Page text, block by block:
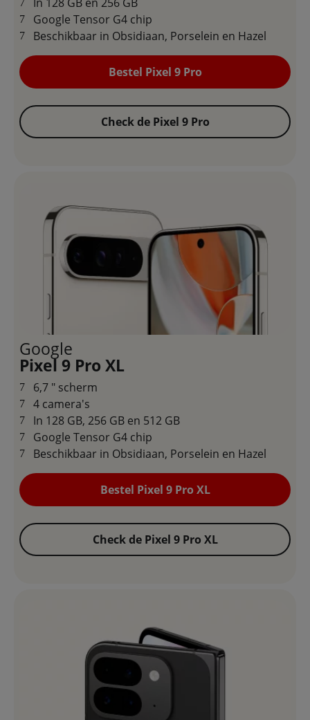
Google Tensor G4 chip
Beschikbaar in Obsidiaan, Porselein en Hazel
Bestel Pixel 9 Pro
Check de Pixel 9 Pro
Google
Pixel 9 Pro XL
6,7 " scherm
4 camera's
In 128 GB, 256 GB en 512 GB
Google Tensor G4 chip
Beschikbaar in Obsidiaan, Porselein en Hazel
Bestel Pixel 9 Pro XL
Check de Pixel 9 Pro XL